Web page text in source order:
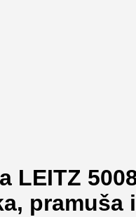
LEITZ
pramuša